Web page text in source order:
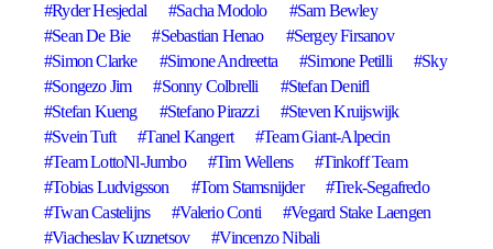
Ryder Hesjedal
Sacha Modolo
Sam Bewley
Sean De Bie
Sebastian Henao
Sergey Firsanov
Simon Clarke
Simone Andreetta Simone Petilli
Sky
Songezo Jim
Sonny Colbrelli
Stefan Denifl
Stefan Kueng
Stefano Pirazzi
Steven Kruijswijk
Svein Tuft
Tanel Kangert
Team Giant-Alpecin
Team LottoNl-Jumbo
Tim Wellens
Tinkoff Team
Tobias Ludvigsson
Tom Stamsnijder
Trek-Segafredo
Twan Castelijns
Valerio Conti
Vegard Stake Laengen
Viacheslav Kuznetsov
Vincenzo Nibali